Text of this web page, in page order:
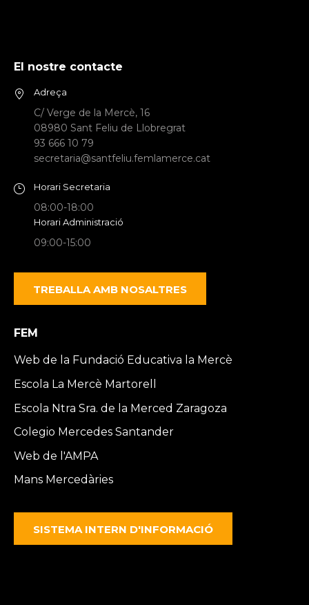
El nostre contacte
Adreça
C/ Verge de la Mercè, 16
08980 Sant Feliu de Llobregrat
93 666 10 79
secretaria@santfeliu.femlamerce.cat
Horari Secretaria
08:00-18:00
Horari Administració
09:00-15:00
TREBALLA AMB NOSALTRES
FEM
Web de la Fundació Educativa la Mercè
Escola La Mercè Martorell
Escola Ntra Sra. de la Merced Zaragoza
Colegio Mercedes Santander
Web de l'AMPA
Mans Mercedàries
SISTEMA INTERN D'INFORMACIÓ